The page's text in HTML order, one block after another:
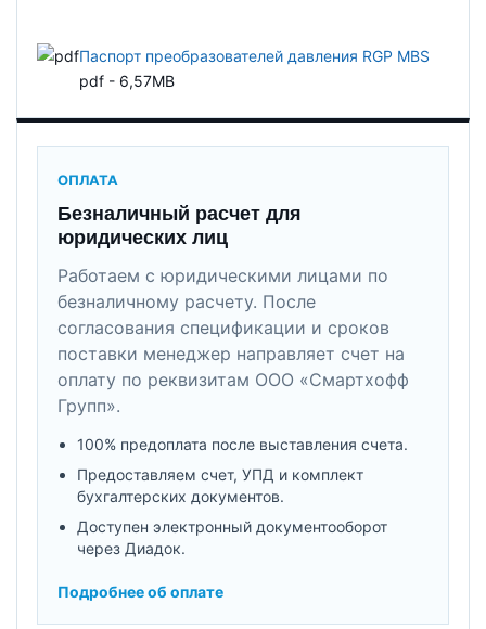
Паспорт преобразователей давления RGP MBS
pdf - 6,57MB
ОПЛАТА
Безналичный расчет для
юридических лиц
Работаем с юридическими лицами по
безналичному расчету. После
согласования спецификации и сроков
поставки менеджер направляет счет на
оплату по реквизитам ООО «Смартхофф
Групп».
100% предоплата после выставления счета.
Предоставляем счет, УПД и комплект
бухгалтерских документов.
Доступен электронный документооборот
через Диадок.
Подробнее об оплате